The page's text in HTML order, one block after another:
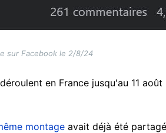
sur Facebook le 2/8/24
en France jusqu'au 11
montage avait déjà été